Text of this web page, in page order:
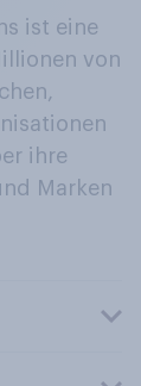
ist eine
von
ihre
Marken